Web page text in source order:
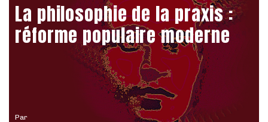
Par
La philosophie de la praxis :
réforme populaire moderne